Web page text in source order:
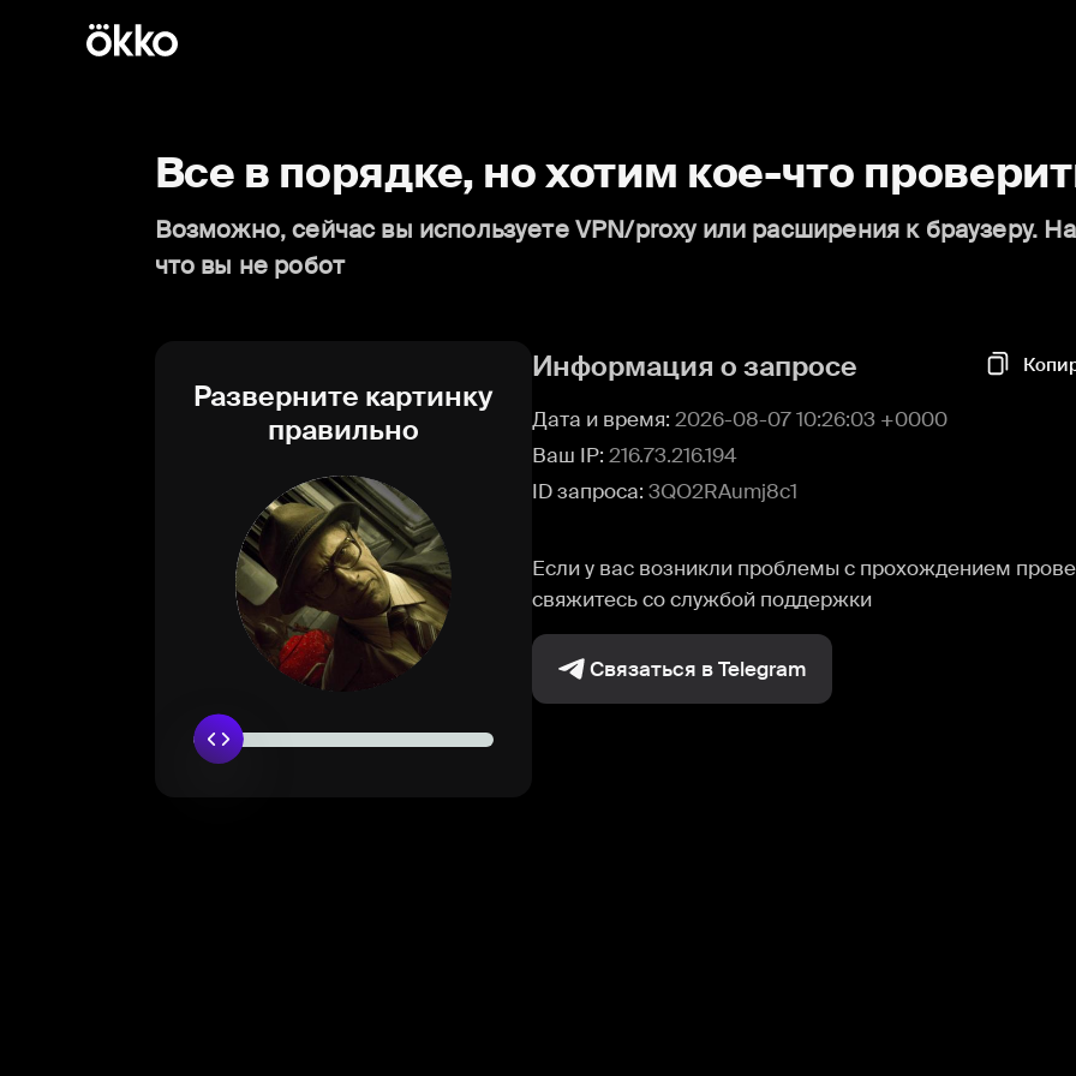
Все в порядке, но хотим кое-что
Возможно, сейчас вы используете VPN/proxy или расширения к браузеру.
что вы не робот
Разверните картинку
правильно
Информация о запросе
Дата и время: 2026-08-07 10:26:03 +0000
Ваш IP: 216.73.216.194
ID запроса: 3QO2RAumj8c1
Если у вас возникли проблемы с прохождением
свяжитесь со службой поддержки
Связаться в Telegram